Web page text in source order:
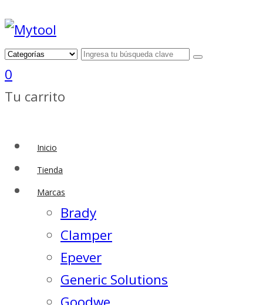
0
Tu carrito
Inicio
Tienda
Marcas
Brady
Clamper
Epever
Generic Solutions